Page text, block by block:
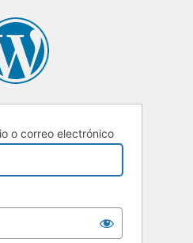
o correo electrónico